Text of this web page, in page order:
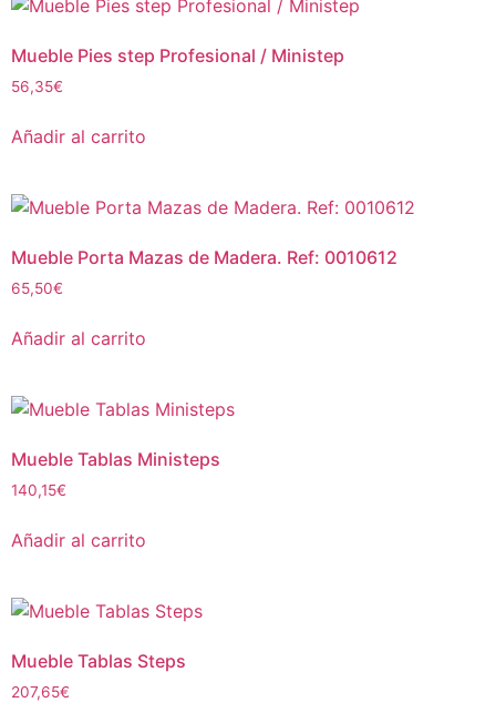
Mueble Pies step Profesional / Ministep
56,35€
Añadir al carrito
Mueble Porta Mazas de Madera. Ref: 0010612
65,50€
Añadir al carrito
Mueble Tablas Ministeps
140,15€
Añadir al carrito
Mueble Tablas Steps
207,65€